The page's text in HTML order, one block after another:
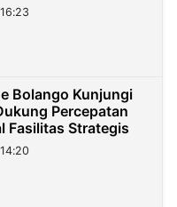
Bolango Kunjungi
Percepatan
Fasilitas Strategis